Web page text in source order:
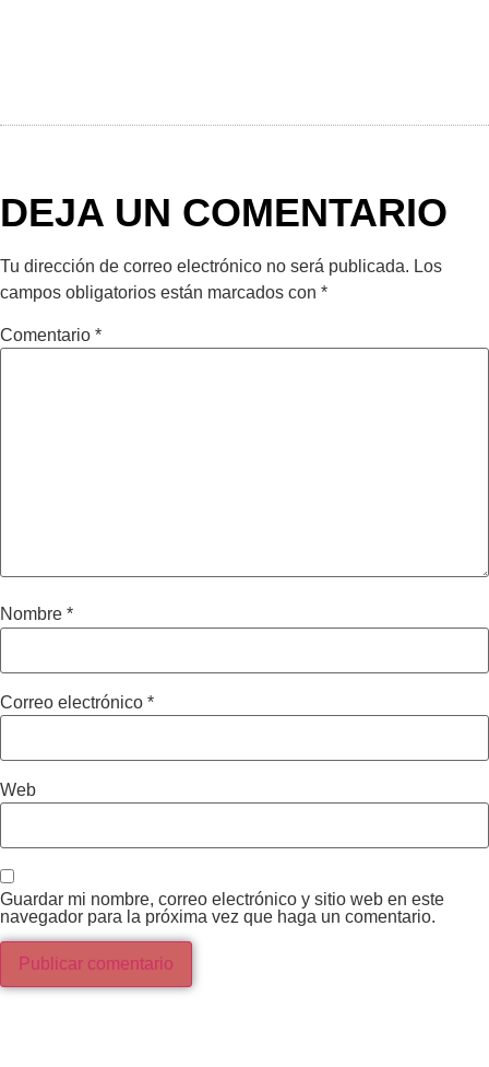
DEJA UN COMENTARIO
Tu dirección de correo electrónico no será publicada. Los
campos obligatorios están marcados con *
Comentario *
Nombre *
Correo electrónico *
Web
Guardar mi nombre, correo electrónico y sitio web en este
navegador para la próxima vez que haga un comentario.